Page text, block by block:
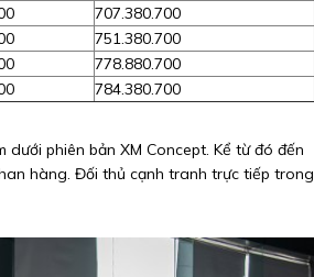
707.380.700
751.380.700
778.880.700
784.380.700
phiên bản XM Concept. Kể từ đó đến
hàng. Đối thủ cạnh tranh trực tiếp trong